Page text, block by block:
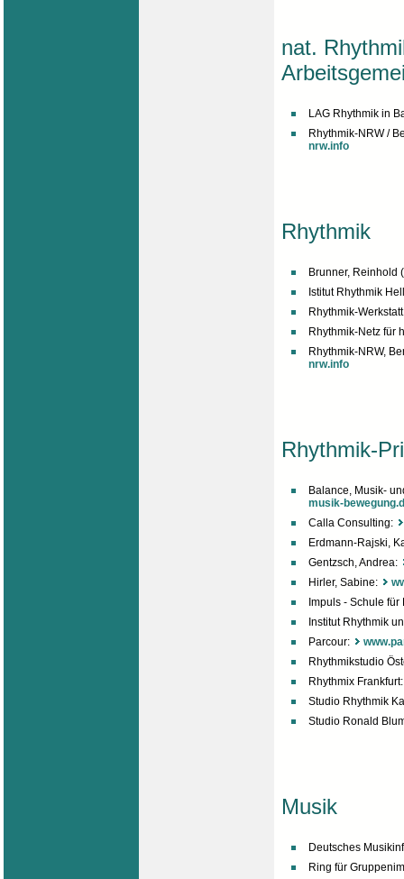
nat.
LAG Rhythmik in
Rhythmik-NRW /
nrw.info
Rhythmik
Brunner, Reinhold
Istitut Rhythmik
Rhythmik-
Rhythmik-Netz für
Rhythmik-NRW,
nrw.info
Rhythmik-
Balance, Musik-
musik-
Calla Consulting:
Erdmann-Rajski,
Gentzsch, Andrea:
Hirler, Sabine:
Impuls - Schule
Institut Rhythmik
Parcour:
Rhythmikstudio
Rhythmix
Studio Rhythmik
Studio Ronald
Musik
Deutsches
Ring für